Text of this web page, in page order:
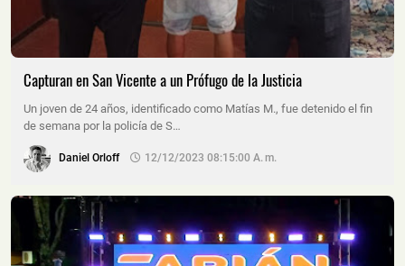
Capturan en San Vicente a un Prófugo de la Justicia
Un joven de 24 años, identificado como Matías M., fue detenido el fin
de semana por la policía de S…
Daniel Orloff 12/12/2023 08:15:00 A. M.